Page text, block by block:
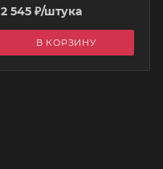
2 545₽/штука
В КОРЗИНУ